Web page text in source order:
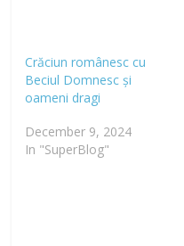
Crăciun românesc cu
Beciul Domnesc și
oameni dragi
December 9, 2024
In "SuperBlog"